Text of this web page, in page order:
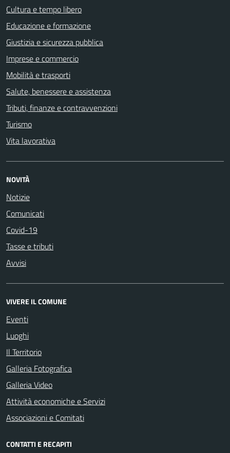
Cultura e tempo libero
Educazione e formazione
Giustizia e sicurezza pubblica
Imprese e commercio
Mobilità e trasporti
Salute, benessere e assistenza
Tributi, finanze e contravvenzioni
Turismo
Vita lavorativa
NOVITÀ
Notizie
Comunicati
Covid-19
Tasse e tributi
Avvisi
VIVERE IL COMUNE
Eventi
Luoghi
Il Territorio
Galleria Fotografica
Galleria Video
Attività economiche e Servizi
Associazioni e Comitati
CONTATTI E RECAPITI